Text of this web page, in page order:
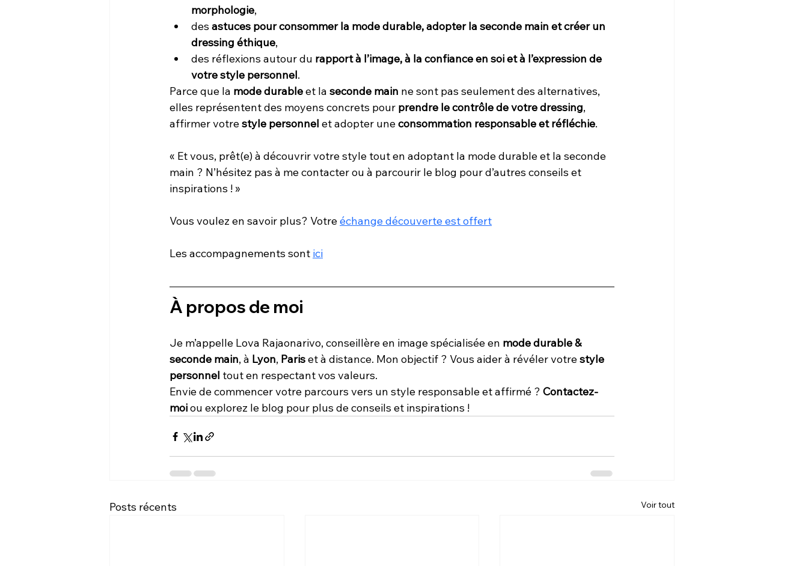
morphologie,
des astuces pour consommer la mode durable, adopter la seconde main et créer un
dressing éthique,
des réflexions autour du rapport à l’image, à la confiance en soi et à l’expression de
votre style personnel.
Parce que la mode durable et la seconde main ne sont pas seulement des alternatives,
elles représentent des moyens concrets pour prendre le contrôle de votre dressing,
affirmer votre style personnel et adopter une consommation responsable et réfléchie.
« Et vous, prêt(e) à découvrir votre style tout en adoptant la mode durable et la seconde
main ? N’hésitez pas à me contacter ou à parcourir le blog pour d’autres conseils et
inspirations ! »
Vous voulez en savoir plus? Votre échange découverte est offert
Les accompagnements sont ici
À propos de moi
Je m’appelle Lova Rajaonarivo, conseillère en image spécialisée en mode durable &
seconde main, à Lyon, Paris et à distance. Mon objectif ? Vous aider à révéler votre style
personnel tout en respectant vos valeurs.
Envie de commencer votre parcours vers un style responsable et affirmé ? Contactez-
moi ou explorez le blog pour plus de conseils et inspirations !
Posts récents Voir tout